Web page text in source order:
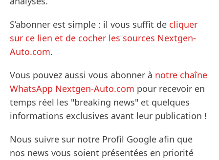
S’abonner est simple : il vous suffit de cliquer
sur ce lien et de cocher les sources Nextgen-
Auto.com.
Vous pouvez aussi vous abonner à notre chaîne
WhatsApp Nextgen-Auto.com pour recevoir en
temps réel les "breaking news" et quelques
informations exclusives avant leur publication !
Nous suivre sur notre Profil Google afin que
nos news vous soient présentées en priorité